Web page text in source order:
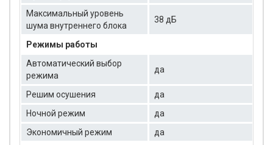
Максимальный уровень
шума внутреннего блока
38 дБ
Режимы работы
Автоматический выбор
режима
да
Решим осушения
да
Ночной режим
да
Экономичный режим
да